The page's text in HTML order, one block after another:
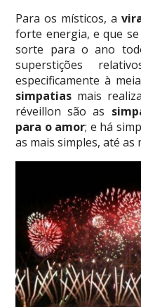
Para os místicos, a
forte energia, e que
sorte para o ano
superstições
especificamente à
simpatias mais
réveillon são as
para o amor; e há
as mais simples, até as